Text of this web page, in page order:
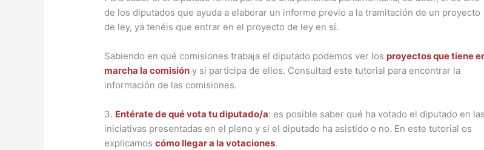
de los diputados que ayuda a elaborar un informe previo a la tramitación de un proyecto
de ley, ya tenéis que entrar en el proyecto de ley en sí.
Sabiendo en qué comisiones trabaja el diputado podemos ver los proyectos que tiene
marcha la comisión y si participa de ellos. Consultad este tutorial para encontrar la
información de las comisiones.
3. Entérate de qué vota tu diputado/a: es posible saber qué ha votado el diputado en las
iniciativas presentadas en el pleno y si el diputado ha asistido o no. En este tutorial os
explicamoscómo llegar a la votaciones.